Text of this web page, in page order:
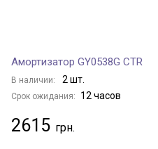
Амортизатор GY0538G CTR
В наличии: 2 шт.
Срок ожидания: 12 часов
2615